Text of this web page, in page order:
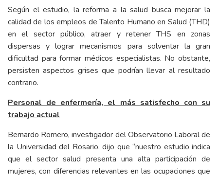
Según el estudio, la reforma a la salud busca mejorar la
calidad de los empleos de Talento Humano en Salud (THD)
en el sector público, atraer y retener THS en zonas
dispersas y lograr mecanismos para solventar la gran
dificultad para formar médicos especialistas. No obstante,
persisten aspectos grises que podrían llevar al resultado
contrario.
Personal de enfermería, el más satisfecho con su
trabajo actual
Bernardo Romero, investigador del Observatorio Laboral de
la Universidad del Rosario, dijo que “nuestro estudio indica
que el sector salud presenta una alta participación de
mujeres, con diferencias relevantes en las ocupaciones que